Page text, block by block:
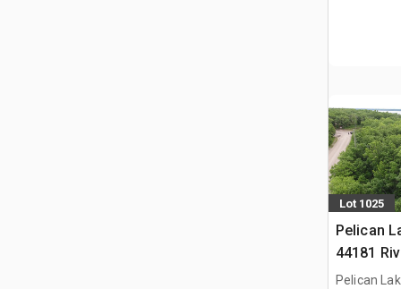
Lot 1025
Pelican
44181
Acres on
Pelican